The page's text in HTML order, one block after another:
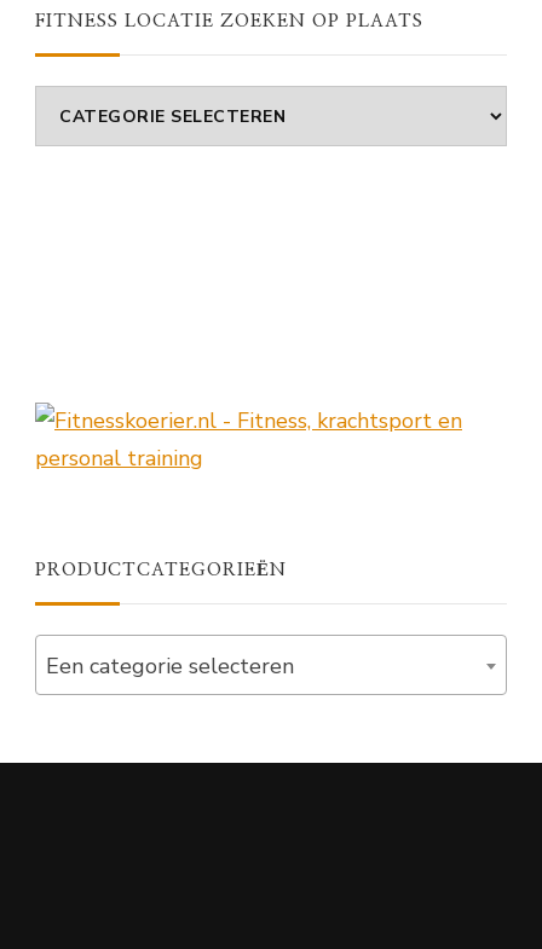
FITNESS LOCATIE ZOEKEN OP PLAATS
Fitness
Locatie
PRODUCTCATEGORIEËN
Een categorie selecteren